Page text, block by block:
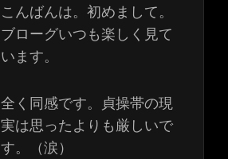
こんばんは。初めまして。
ブローグいつも楽しく見て
います。
全く同感です。貞操帯の現
実は思ったよりも厳しいで
す。（涙）